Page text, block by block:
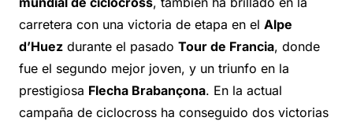
carretera con una victoria de etapa en el Alpe
d’Huez durante el pasado Tour de Francia, donde
fue el segundo mejor joven, y un triunfo en la
prestigiosa Flecha Brabançona. En la actual
campaña de ciclocross ha conseguido dos victorias